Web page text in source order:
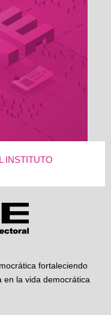
INSTITUTO
fortaleciendo
en la vida democrática